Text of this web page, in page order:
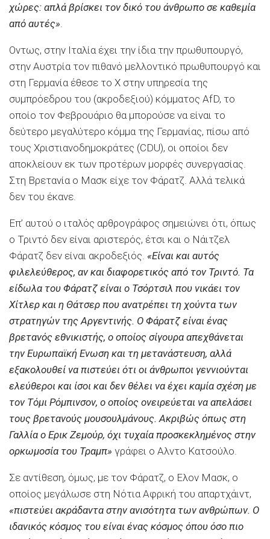
χώρες: απλά βρίσκει τον δικό του άνθρωπο σε καθεμία
από αυτές»
Οντως, στην Ιταλία έχει την ίδια την πρωθυπουργό,
στην Αυστρία τον πιθανό μελλοντικό πρωθυπουργό και
στη Γερμανία έθεσε το Χ στην υπηρεσία της
συμπρόεδρου του (ακροδεξιού) κόμματος AfD, το
οποίο τον Φεβρουάριο θα μπορούσε να είναι το
δεύτερο μεγαλύτερο κόμμα της Γερμανίας, πίσω από
τους Χριστιανοδημοκράτες (CDU), οι οποίοι δεν
αποκλείουν εκ των προτέρων μορφές συνεργασίας.
Στη Βρετανία ο Μασκ είχε τον Φάρατζ. Αλλά τελικά
δεν του έκανε.
Επ’ αυτού ο ιταλός αρθρογράφος σημειώνει ότι, όπως
ο Τριντό δεν είναι αριστερός, έτσι και ο Νάιτζελ
Φάρατζ δεν είναι ακροδεξιός. «Είναι και αυτός
φιλελεύθερος, αν και διαφορετικός από τον Τριντό. Τα
είδωλα του Φάρατζ είναι ο Τσόρτσιλ που νικάει τον
Χίτλερ και η Θάτσερ που ανατρέπει τη χούντα των
στρατηγών της Αργεντινής. Ο Φάρατζ είναι ένας
βρετανός εθνικιστής, ο οποίος σίγουρα απεχθάνεται
την Ευρωπαϊκή Ενωση και τη μετανάστευση, αλλά
εξακολουθεί να πιστεύει ότι οι άνθρωποι γεννιούνται
ελεύθεροι και ίσοι και δεν θέλει να έχει καμία σχέση με
τον Τόμι Ρόμπινσον, ο οποίος ονειρεύεται να απελάσει
τους βρετανούς μουσουλμάνους. Ακριβώς όπως στη
Γαλλία ο Ερικ Ζεμούρ, όχι τυχαία προσκεκλημένος στην
ορκωμοσία του Τραμπ» γράφει ο Αλντο Κατσούλο.
Σε αντίθεση, όμως, με τον Φάρατζ, ο Ελον Μασκ, ο
οποίος μεγάλωσε στη Νότια Αφρική του απαρτχάιντ,
«πιστεύει ακράδαντα στην ανισότητα των ανθρώπων. Ο
ιδανικός κόσμος του είναι ένας κόσμος όπου όσο πιο